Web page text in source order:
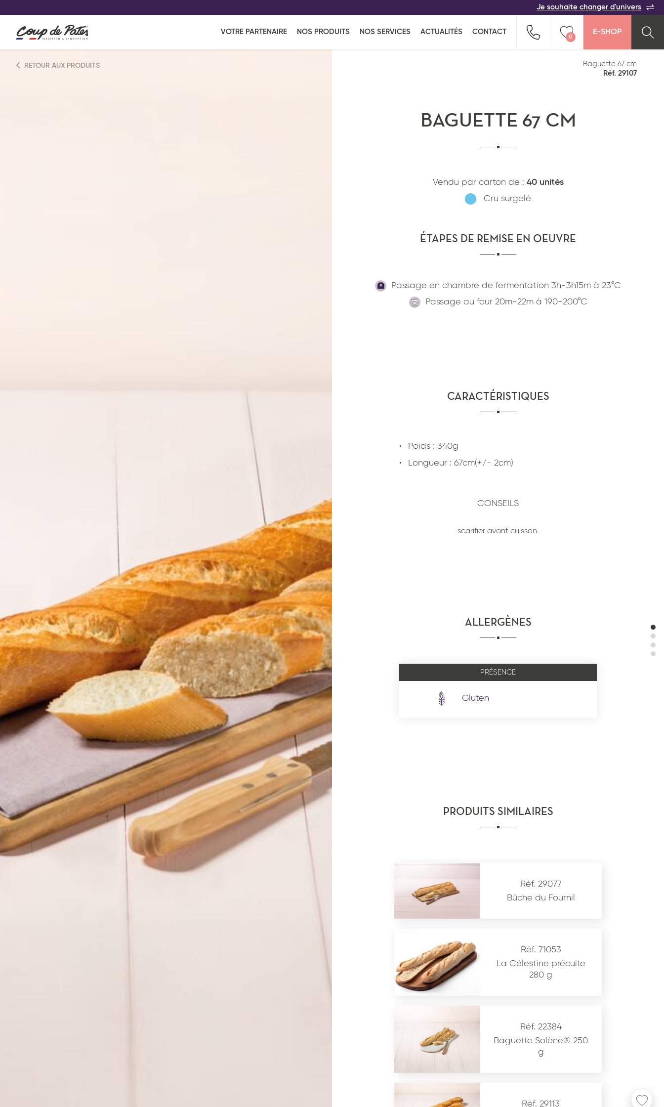
Je souhaite changer d'univers
VOTRE PARTENAIRE NOS PRODUITS NOS SERVICES ACTUALITÉS CONTACT
0
E-SHOP
EFFACER TOUTES LES FAMILLES
Indiquez-nous vos coordonnées pour être
rappelé(e) au plus vite par un commercial :
Pays*
Conservez votre sélection produit Coup de Coeur Une solution pour ne rien oublier !
Vider ma liste
RETOUR AUX PRODUITS
Baguette 67 cm
Réf. 29107
BAGUETTE 67 CM
Vendu par carton de : 40 unités
Cru surgelé
ÉTAPES DE REMISE EN OEUVRE
Passage en chambre de fermentation 3h-3h15m à 23°C
Passage au four 20m-22mà 190-200°C
CARACTÉRISTIQUES
Poids : 340g
Longueur : 67cm(+/- 2cm)
CONSEILS
scarifier avant cuisson.
ALLERGÈNES
PRÉSENCE
Gluten
PRODUITS SIMILAIRES
Réf. 29077
Bûche du Fournil
Réf. 71053
La Célestine précuite
280 g
Réf. 22384
Baguette Solène® 250
g
Réf. 29113